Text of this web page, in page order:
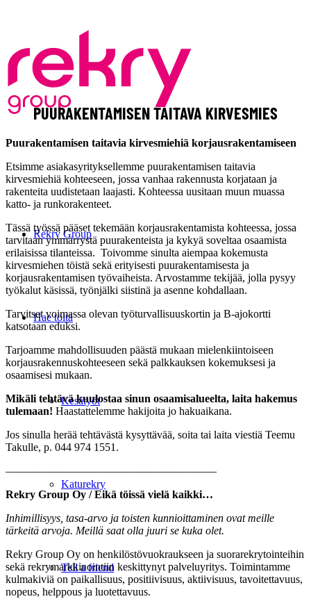
Rekry Group
Hae töitä
Kesätyöt
Katurekry
Tell a friend
PUURAKENTAMISEN TAITAVA KIRVESMIES
Puurakentamisen taitavia kirvesmiehiä korjausrakentamiseen
Etsimme asiakasyrityksellemme puurakentamisen taitavia
kirvesmiehiä kohteeseen, jossa vanhaa rakennusta korjataan ja
rakenteita uudistetaan laajasti. Kohteessa uusitaan muun muassa
katto- ja runkorakenteet.
Tässä työssä pääset tekemään korjausrakentamista kohteessa, jossa
tarvitaan ymmärrystä puurakenteista ja kykyä soveltaa osaamista
erilaisissa tilanteissa. Toivomme sinulta aiempaa kokemusta
kirvesmiehen töistä sekä erityisesti puurakentamisesta ja
korjausrakentamisen työvaiheista. Arvostamme tekijää, jolla pysyy
työkalut käsissä, työnjälki siistinä ja asenne kohdallaan.
Tarvitset voimassa olevan työturvallisuuskortin ja B-ajokortti
katsotaan eduksi.
Tarjoamme mahdollisuuden päästä mukaan mielenkiintoiseen
korjausrakennuskohteeseen sekä palkkauksen kokemuksesi ja
osaamisesi mukaan.
Mikäli tehtävä kuulostaa sinun osaamisalueelta, laita hakemus
tulemaan! Haastattelemme hakijoita jo hakuaikana.
Jos sinulla herää tehtävästä kysyttävää, soita tai laita viestiä Teemu
Takulle, p. 044 974 1551.
———————————————————
Rekry Group Oy / Eikä töissä vielä kaikki…
Inhimillisyys, tasa-arvo ja toisten kunnioittaminen ovat meille
tärkeitä arvoja. Meillä saat olla juuri se kuka olet.
Rekry Group Oy on henkilöstövuokraukseen ja suorarekrytointeihin
sekä rekrymarkkinointiin keskittynyt palveluyritys. Toimintamme
kulmakiviä on paikallisuus, positiivisuus, aktiivisuus, tavoitettavuus,
nopeus, helppous ja luotettavuus.